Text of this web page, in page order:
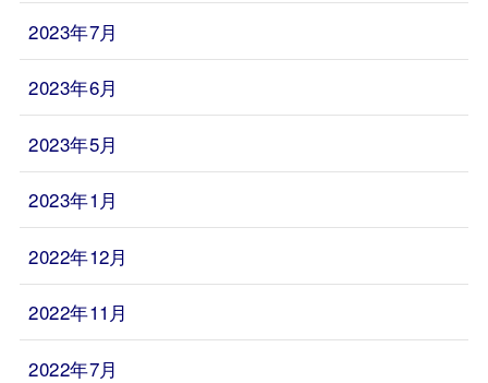
2023年7月
2023年6月
2023年5月
2023年1月
2022年12月
2022年11月
2022年7月